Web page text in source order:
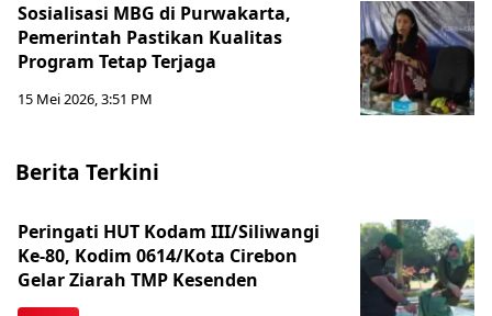
Sosialisasi MBG di Purwakarta,
Pemerintah Pastikan Kualitas
Program Tetap Terjaga
15 Mei 2026, 3:51 PM
Berita Terkini
Peringati HUT Kodam III/Siliwangi
Ke-80, Kodim 0614/Kota Cirebon
Gelar Ziarah TMP Kesenden